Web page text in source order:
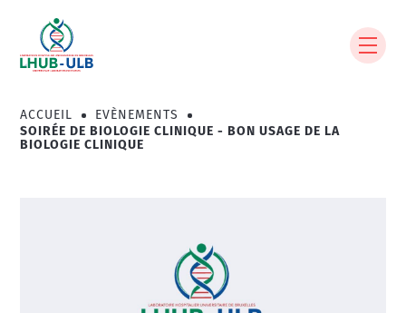
contenu
principal
Fil
d'Ariane
ACCUEIL
EVÈNEMENTS
SOIRÉE DE BIOLOGIE CLINIQUE - BON USAGE DE LA
BIOLOGIE CLINIQUE